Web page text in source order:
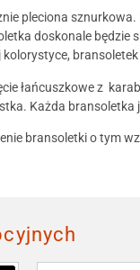
pleciona
doskonale
łańcuszkowe z
Każda
bransoletki o tym